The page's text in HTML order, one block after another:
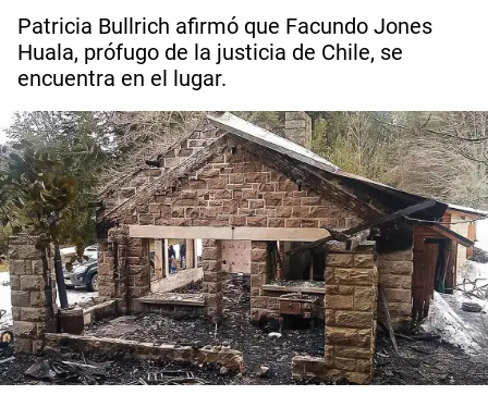
Patricia Bullrich afirmó que Facundo Jones
Huala, prófugo de la justicia de Chile, se
encuentra en el lugar.